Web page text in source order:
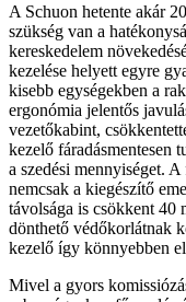
A Schuon hetente akár
szükség van a
kereskedelem
kezelése helyett egyre
kisebb egységekben a
ergonómia jelentős
vezetőkabint,
kezelő fáradásmentesen
a szedési mennyiséget.
nemcsak a kiegészítő
távolsága is csökkent 40
dönthető védőkorlátnak
kezelő így könnyebben
Mivel a gyors